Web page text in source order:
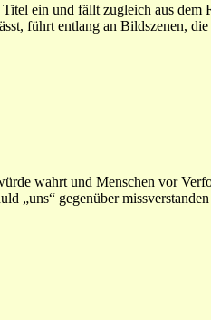
ein und fällt zugleich aus dem
führt entlang an Bildszenen, die
wahrt und Menschen vor
„uns“ gegenüber